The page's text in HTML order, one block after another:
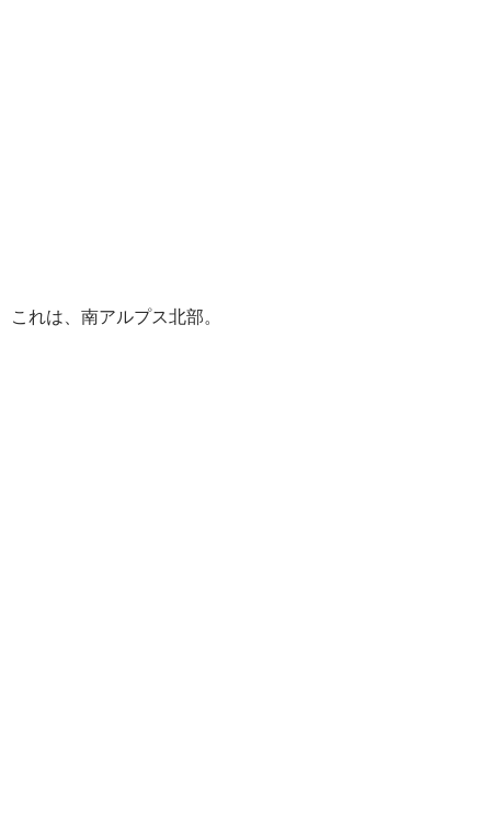
これは、南アルプス北部。